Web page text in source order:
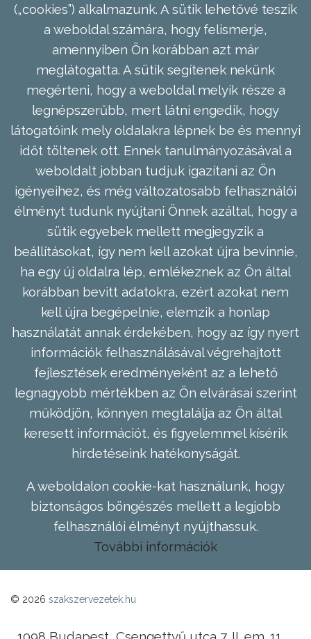
(„cookies”) alkalmazunk. A sütik lehetővé teszik
a weboldal számára, hogy felismerje,
amennyiben Ön korábban azt már
meglátogatta. A sütik segítenek nekünk
megérteni, hogy a weboldal melyik része a
legnépszerűbb, mert látni engedik, hogy
látogatóink mely oldalakra lépnek be és mennyi
időt töltenek ott. Ennek tanulmányozásával a
weboldalt jobban tudjuk igazítani az Ön
igényeihez, és még változatosabb felhasználói
élményt tudunk nyújtani Önnek azáltal, hogy a
sütik egyebek mellett megjegyzik a
beállításokat, így nem kell azokat újra bevinnie,
ha egy új oldalra lép, emlékeznek az Ön által
korábban bevitt adatokra, ezért azokat nem
kell újra begépelnie, elemzik a honlap
használatát annak érdekében, hogy az így nyert
információk felhasználásával végrehajtott
fejlesztések eredményeként az a lehető
legnagyobb mértékben az Ön elvárásai szerint
működjön, könnyen megtalálja az Ön által
keresett információt, és figyelemmel kísérik
hirdetéseink hatékonyságát.
A weboldalon cookie-kat használunk, hogy
biztonságos böngészés mellett a legjobb
felhasználói élményt nyújthassuk.
További információk
© 2026 szakszervezetek.hu